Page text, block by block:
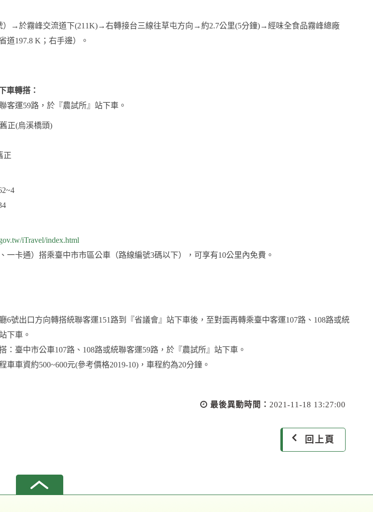
）→於霧峰交流道下(211K)→右轉接台三線往草屯方向→約2.7公里(5分鐘)→經味全食品霧峰總廠
道197.8 K；右手邊）。
車轉搭：
客運59路，於『農試所』站下車。
正(烏溪橋頭)
正
iTravel/index.html
一卡通）搭乘臺中市市區公車（路線編號3碼以下），可享有10公里內免費。
6號出口方向轉搭統聯客運151路到『省議會』站下車後，至對面再轉乘臺中客運107路、108路或統
下車。
：臺中市公車107路、108路或統聯客運59路，於『農試所』站下車。
車車資約500~600元(參考價格2019-10)，車程約為20分鐘。
最後異動時間： 2021-11-18 13:27:00
回上頁